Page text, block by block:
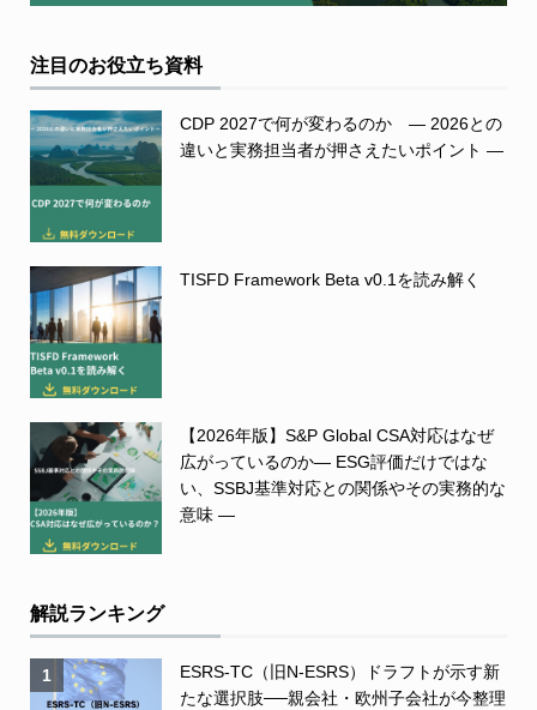
注目のお役立ち資料
CDP 2027で何が変わるのか ― 2026との
違いと実務担当者が押さえたいポイント ―
TISFD Framework Beta v0.1を読み解く
【2026年版】S&P Global CSA対応はなぜ
広がっているのか― ESG評価だけではな
い、SSBJ基準対応との関係やその実務的な
意味 ―
解説ランキング
1
ESRS-TC（旧N-ESRS）ドラフトが示す新
たな選択肢──親会社・欧州子会社が今整理